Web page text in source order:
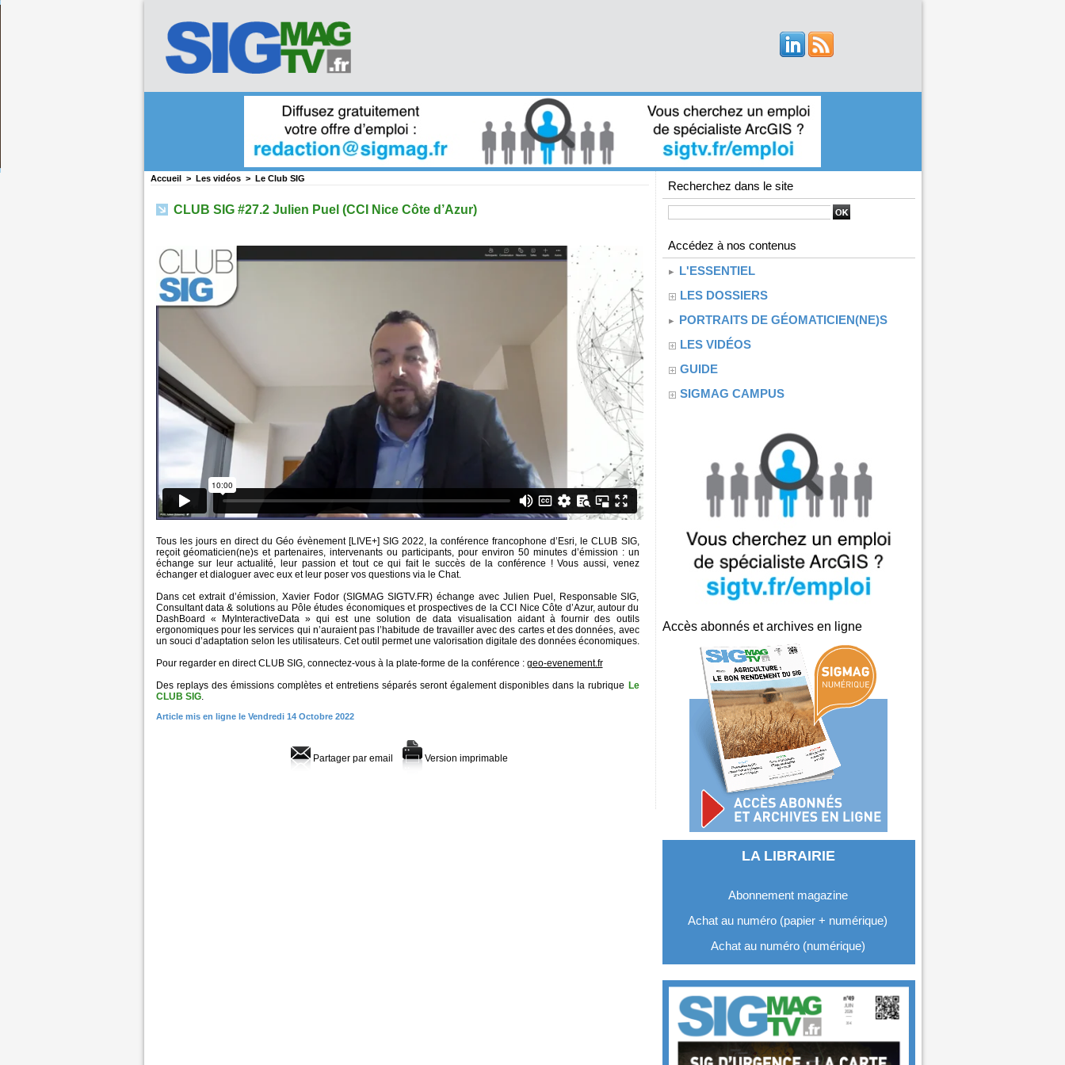
Accueil > Les vidéos > Le Club SIG
CLUB SIG #27.2 Julien Puel (CCI Nice Côte d’Azur)
Tous les jours en direct du Géo évènement [LIVE+] SIG 2022, la conférence francophone d’Esri, le CLUB SIG,
reçoit géomaticien(ne)s et partenaires, intervenants ou participants, pour environ 50 minutes d’émission : un
échange sur leur actualité, leur passion et tout ce qui fait le succès de la conférence ! Vous aussi, venez
échanger et dialoguer avec eux et leur poser vos questions via le Chat.
Dans cet extrait d’émission, Xavier Fodor (SIGMAG SIGTV.FR) échange avec Julien Puel, Responsable SIG,
Consultant data & solutions au Pôle études économiques et prospectives de la CCI Nice Côte d’Azur, autour du
DashBoard « MyInteractiveData » qui est une solution de data visualisation aidant à fournir des outils
ergonomiques pour les services qui n’auraient pas l’habitude de travailler avec des cartes et des données, avec
un souci d’adaptation selon les utilisateurs. Cet outil permet une valorisation digitale des données économiques.
Pour regarder en direct CLUB SIG, connectez-vous à la plate-forme de la conférence : geo-evenement.fr
Des replays des émissions complètes et entretiens séparés seront également disponibles dans la rubrique Le
CLUB SIG.
Article mis en ligne le Vendredi 14 Octobre 2022
Partager par email Version imprimable
Recherchez dans le site
Accédez à nos contenus
L'ESSENTIEL
LES DOSSIERS
PORTRAITS DE GÉOMATICIEN(NE)S
LES VIDÉOS
GUIDE
SIGMAG CAMPUS
Accès abonnés et archives en ligne
LA LIBRAIRIE
Abonnement magazine
Achat au numéro (papier + numérique)
Achat au numéro (numérique)